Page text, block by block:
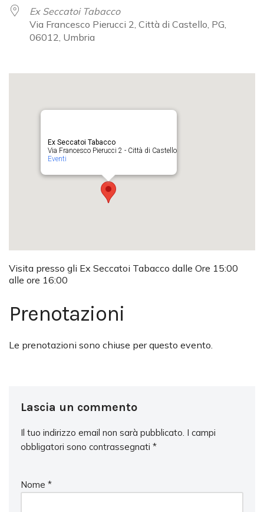
Ex Seccatoi Tabacco
Via Francesco Pierucci 2, Città di Castello, PG,
06012, Umbria
Ex Seccatoi Tabacco
Via Francesco Pierucci 2 - Città di Castello
Eventi
Visita presso gli Ex Seccatoi Tabacco dalle Ore 15:00
alle ore 16:00
Prenotazioni
Le prenotazioni sono chiuse per questo evento.
Lascia un commento
Il tuo indirizzo email non sarà pubblicato. I campi
obbligatori sono contrassegnati *
Nome *